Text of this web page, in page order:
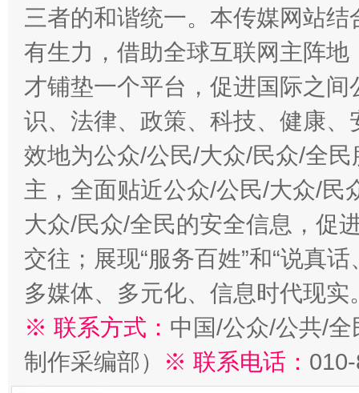
三者的和谐统一。本传媒网站
有生力，借助全球互联网主阵
才铺垫一个平台，促进国际之
识、法律、政策、科技、健康
效地为公众/公民/大众/民众/全
主，全面贴近公众/公民/大众/民
大众/民众/全民的安全信息，促
交往；展现“服务百姓”和“说真
多媒体、多元化、信息时代现实
※ 联系方式： 中国/公众/公共/
制作采编部）
※ 联系电话：